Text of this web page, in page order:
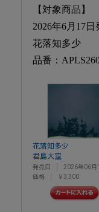
【対象商品】
2026年6月17日
花落知多少
品番：
花落知多少
君島大空
発売日
2026年06月
価格
￥3,300